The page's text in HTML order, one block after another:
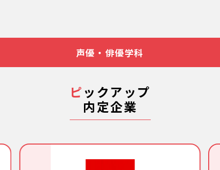
声優・俳優学科
ピックアップ
内定企業